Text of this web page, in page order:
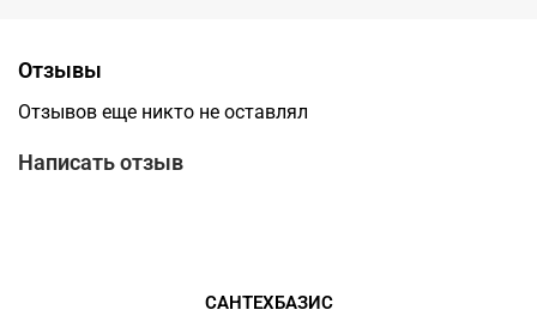
Отзывы
Отзывов еще никто не оставлял
Написать отзыв
САНТЕХБАЗИС